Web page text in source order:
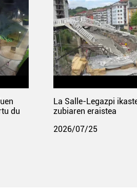
du
La Salle-Legazpi
zubiaren eraistea
2026/07/25